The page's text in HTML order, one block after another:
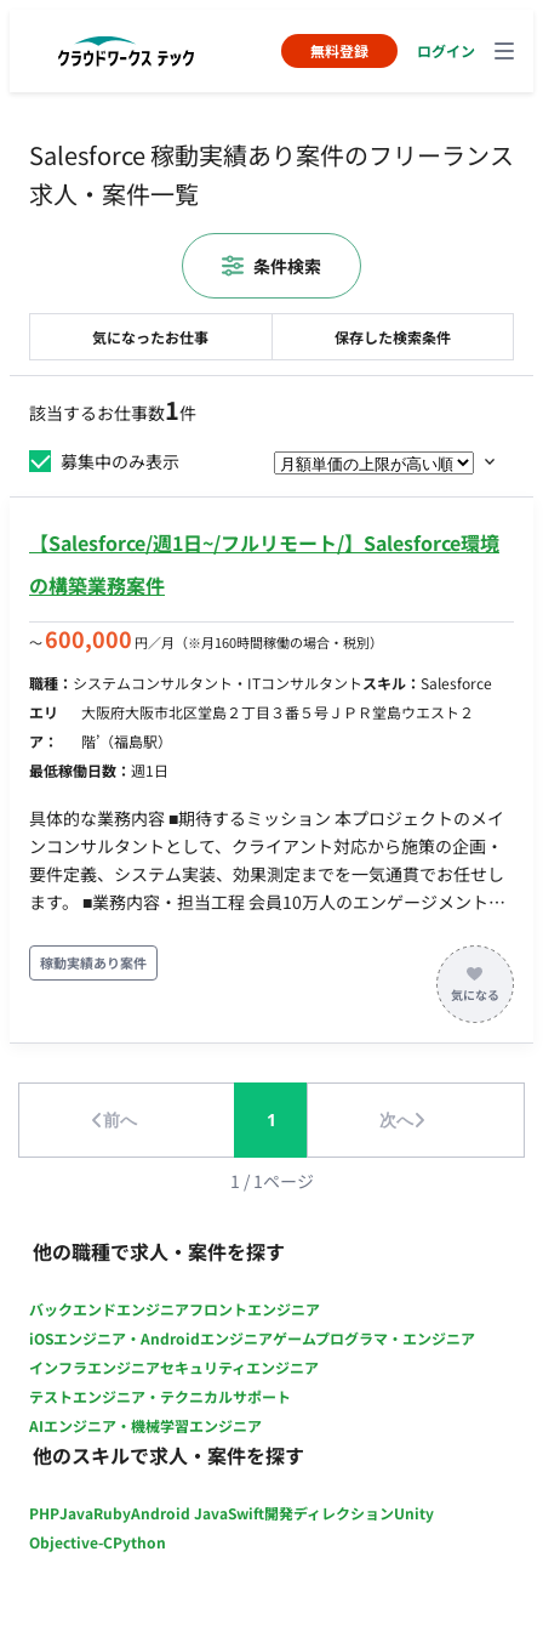
無料登録 ログイン
Salesforce 稼動実績あり案件のフリーランス
求人・案件一覧
該当するお仕事数1件
募集中のみ表示
【Salesforce/週1日~/フルリモート/】Salesforce環境
の構築業務案件
〜600,000 円／月 （※月160時間稼働の場合・税別）
職種： システムコンサルタント・ITコンサルタントスキル： Salesforce
エリ
ア：
大阪府大阪市北区堂島２丁目３番５号ＪＰＲ堂島ウエスト２
階’（福島駅）
最低稼働日数： 週1日
具体的な業務内容 ■期待するミッション 本プロジェクトのメイ
ンコンサルタントとして、クライアント対応から施策の企画・
要件定義、システム実装、効果測定までを一気通貫でお任せし
ます。 ■業務内容・担当工程 会員10万人のエンゲージメント状
基盤構築と現状の可視化（最初の半年） 既存環境の改修および
初期シナリオの構築。 10万人の会員のうち、現在デジタル接点
で有効にリーチできている層（アクティブ層）とそうでない層
の洗い出し。（例：「実はメールを見ているのは1万人
ェーズ1で見えたボトルネックに対し、改善施策を実行。 デジ
タル接点の拡充（LINE連携の追加など）や、メール件名・コン
テンツのA/Bテストを実施し、アクティブ率を引き上げるため
ル】 新しい施策の立案から構築・実装までを「1〜2ヶ月単位」
のサイクルで回し、継続的に改善（運用と効果測定）を繰り返
グ： 2週間に1回（進捗共有・次策のすり合わせ） 効果測定・レ
ポーティング： 1〜2ヶ月に1回 ■開発環境 Salesforce ■働き方
・リモート稼働：フルリモート可能 ※出社が出来ると尚可 ・フ
レックス稼働：可能（フルフレックス稼働） ・PC：貸与
PC（Mac）
稼動実績あり案件
前へ 1 次へ
1 / 1ページ
他の職種で求人・案件を探す
バックエンドエンジニアフロントエンジニア
iOSエンジニア・Androidエンジニアゲームプログラマ・エンジニア
インフラエンジニアセキュリティエンジニア
テストエンジニア・テクニカルサポート
AIエンジニア・機械学習エンジニア
他のスキルで求人・案件を探す
PHPJavaRubyAndroid JavaSwift開発ディレクションUnity
Objective-CPython
気になったお仕事 保存した検索条件
条件検索